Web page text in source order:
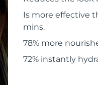
Is more effective
mins.
78% more
72% instantly